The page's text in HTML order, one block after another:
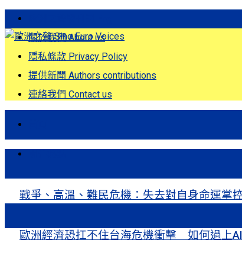
關於我們 About us
隱私條款 Privacy Policy
提供新聞 Authors contributions
連絡我們 Contact us
戰爭、高溫、難民危機：失去對自身命運掌
歐洲經濟恐扛不住台海危機衝擊 如何過上